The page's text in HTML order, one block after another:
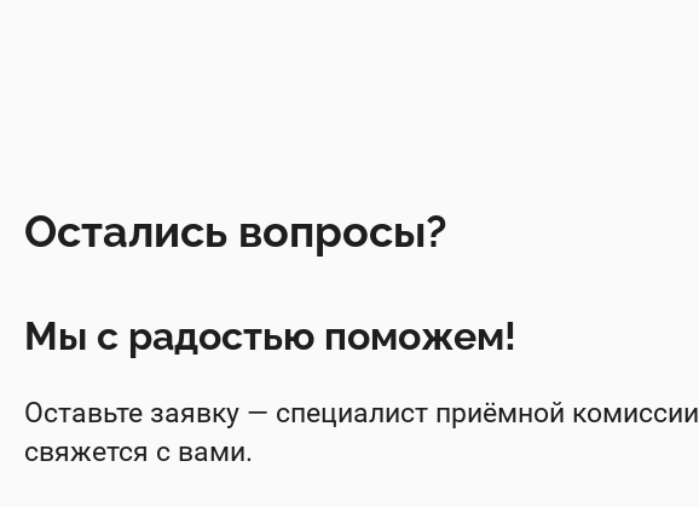
Остались вопросы?
Мы с радостью поможем!
Оставьте заявку — специалист приёмной комиссии
свяжется с вами.